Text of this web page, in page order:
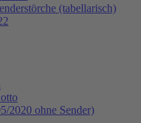
(tabellarisch)
2020 ohne Sender)